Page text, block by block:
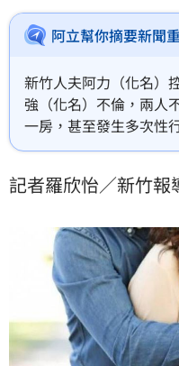
阿立幫你摘要新聞
新竹人夫阿力（化名）
強（化名）不倫，兩人
一房，甚至發生多次性
害，憤而對兩人提告求
證據，最終新竹地院判
記者羅欣怡／新竹報